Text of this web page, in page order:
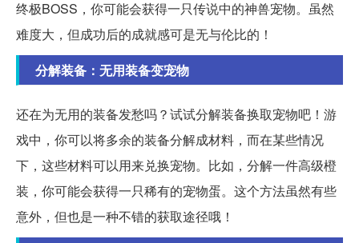
终极BOSS，你可能会获得一只传说中的神兽宠物。虽然
难度大，但成功后的成就感可是无与伦比的！
分解装备：无用装备变宠物
还在为无用的装备发愁吗？试试分解装备换取宠物吧！游
戏中，你可以将多余的装备分解成材料，而在某些情况
下，这些材料可以用来兑换宠物。比如，分解一件高级橙
装，你可能会获得一只稀有的宠物蛋。这个方法虽然有些
意外，但也是一种不错的获取途径哦！